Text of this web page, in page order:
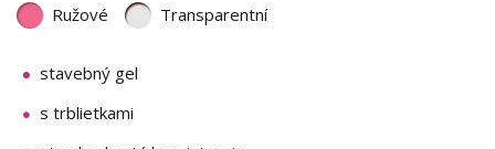
Ružové Transparentní
stavebný gel
s trblietkami